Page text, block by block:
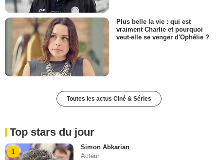
Plus belle la vie : qui est
vraiment Charlie et pourquoi
veut-elle se venger d'Ophélie ?
Toutes les actus Ciné & Séries
Top stars du jour
1
Simon Abkarian
Acteur